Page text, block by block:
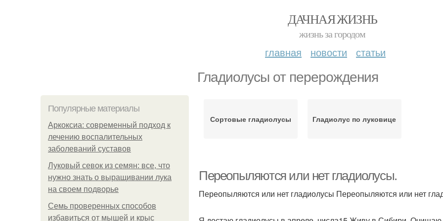
ДАЧНАЯ ЖИЗНЬ
жизнь за городом
главная новости статьи
Гладиолусы от перерождения
Популярные материалы
Аркоксиа: современный подход к
лечению воспалительных
заболеваний суставов
Луковый севок из семян: все, что
нужно знать о выращивании лука
на своем подворье
Семь проверенных способов
избавиться от мышей и крыс
Сортовые гладиолусы Гладиолус по луковице
Переопыляются или нет гладиолусы.
Переопыляются или нет гладиолусы Переопыляются или нет